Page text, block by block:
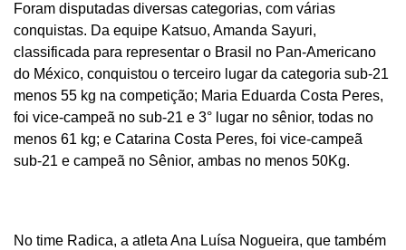
Foram disputadas diversas categorias, com várias
conquistas. Da equipe Katsuo, Amanda Sayuri,
classificada para representar o Brasil no Pan-Americano
do México, conquistou o terceiro lugar da categoria sub-21
menos 55 kg na competição; Maria Eduarda Costa Peres,
foi vice-campeã no sub-21 e 3° lugar no sênior, todas no
menos 61 kg; e Catarina Costa Peres, foi vice-campeã
sub-21 e campeã no Sênior, ambas no menos 50Kg.
No time Radica, a atleta Ana Luísa Nogueira, que também